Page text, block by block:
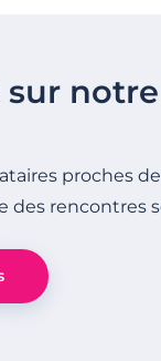
sur
proches
des rencontres